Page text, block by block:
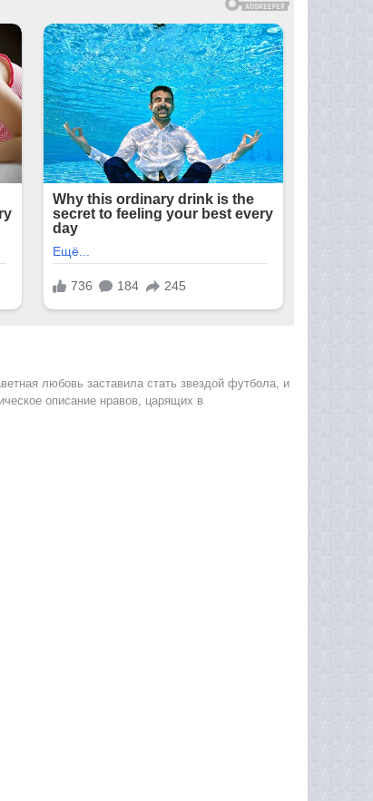
любовь заставила стать звездой футбола, и
описание нравов, царящих в